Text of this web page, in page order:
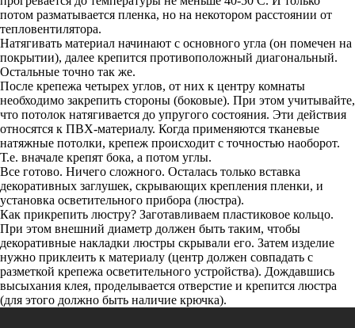
потом разматывается пленка, но на некотором расстоянии от
тепловентилятора.
Натягивать материал начинают с основного угла (он помечен на
покрытии), далее крепится противоположный диагональный.
Остальные точно так же.
После крепежа четырех углов, от них к центру комнаты
необходимо закрепить стороны (боковые). При этом учитывайте,
что потолок натягивается до упругого состояния. Эти действия
относятся к ПВХ-материалу. Когда применяются тканевые
натяжные потолки, крепеж происходит с точностью наоборот.
Т.е. вначале крепят бока, а потом углы.
Все готово. Ничего сложного. Осталась только вставка
декоративных заглушек, скрывающих крепления пленки, и
установка осветительного прибора (люстра).
Как прикрепить люстру? Заготавливаем пластиковое кольцо.
При этом внешний диаметр должен быть таким, чтобы
декоративные накладки люстры скрывали его. Затем изделие
нужно приклеить к материалу (центр должен совпадать с
разметкой крепежа осветительного устройства). Дождавшись
высыхания клея, проделывается отверстие и крепится люстра
(для этого должно быть наличие крючка).